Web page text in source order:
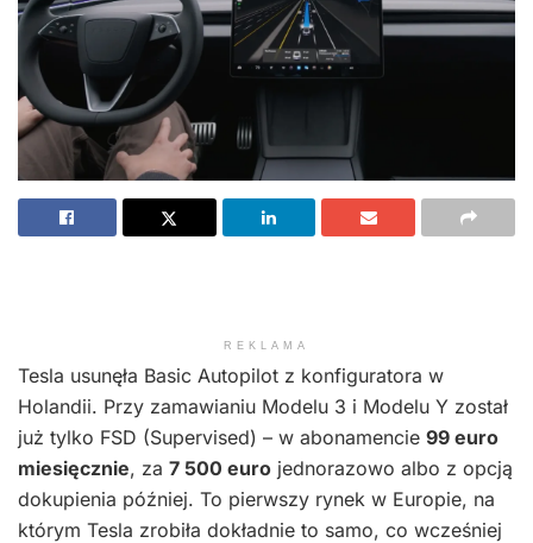
REKLAMA
Tesla usunęła Basic Autopilot z konfiguratora w
Holandii. Przy zamawianiu Modelu 3 i Modelu Y został
już tylko FSD (Supervised) – w abonamencie 99 euro
miesięcznie, za 7 500 euro jednorazowo albo z opcją
dokupienia później. To pierwszy rynek w Europie, na
którym Tesla zrobiła dokładnie to samo, co wcześniej